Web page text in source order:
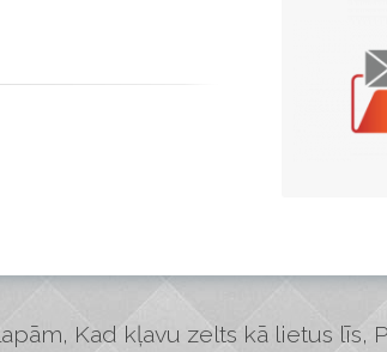
Kad kļavu zelts kā lietus līs,